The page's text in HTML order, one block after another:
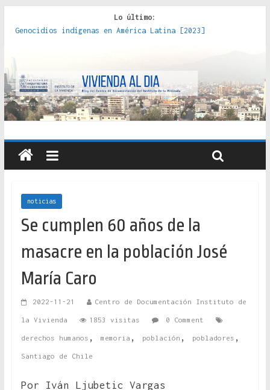
Lo último:
Genocidios indígenas en América Latina [2023]
políticas, prácticas y representaciones [2022]
crítica de las fronteras latinoamericanas [2020]
Criterios técnicos para una vivienda adecuada [2019]
Red de consultorios de la Caja del Seguro Obrero en
Santiago : un patrimonio emblemático [2014]
noticias
Se cumplen 60 años de la
masacre en la población José
María Caro
2022-11-21 Centro de Documentación Instituto de
la Vivienda 1853 visitas 0 Comment
derechos humanos , memoria , población , pobladores ,
Santiago de Chile
Por Iván Ljubetic Vargas